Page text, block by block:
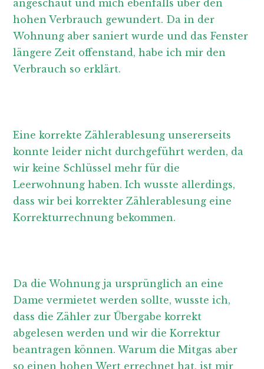
angeschaut und mich ebenfalls über den
hohen Verbrauch gewundert. Da in der
Wohnung aber saniert wurde und das Fenster
längere Zeit offenstand, habe ich mir den
Verbrauch so erklärt.
Eine korrekte Zählerablesung unsererseits
konnte leider nicht durchgeführt werden, da
wir keine Schlüssel mehr für die
Leerwohnung haben. Ich wusste allerdings,
dass wir bei korrekter Zählerablesung eine
Korrekturrechnung bekommen.
Da die Wohnung ja ursprünglich an eine
Dame vermietet werden sollte, wusste ich,
dass die Zähler zur Übergabe korrekt
abgelesen werden und wir die Korrektur
beantragen können. Warum die Mitgas aber
so einen hohen Wert errechnet hat, ist mir